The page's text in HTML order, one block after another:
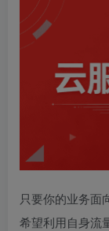
只要你的业务面
希望利用自身流